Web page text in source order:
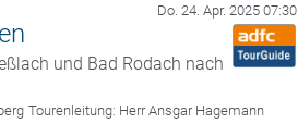
Do. 24. Apr. 2025 07:30
und Bad Rodach nach
Tourenleitung: Herr Ansgar Hagemann